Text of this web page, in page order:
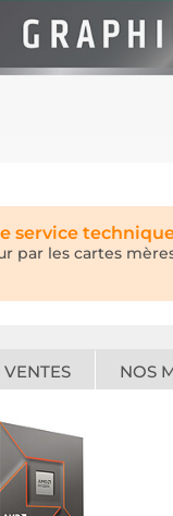
service
par les cartes
NOS